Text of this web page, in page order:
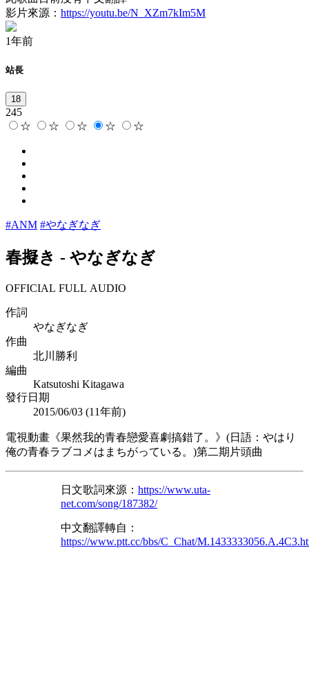
影片來源： https://youtu.be/N_XZm7kIm5M
1年前
站長
18
245
☆
☆ ☆ ☆ ☆
#ANM #やなぎなぎ
春擬き - やなぎなぎ
OFFICIAL FULL AUDIO
作詞
やなぎなぎ
作曲
北川勝利
編曲
Katsutoshi Kitagawa
發行日期
2015/06/03 (11年前)
電視動畫《果然我的青春戀愛喜劇搞錯了。》(日語：やはり
俺の青春ラブコメはまちがっている。)第二期片頭曲
日文歌詞來源： https://www.uta-
net.com/song/187382/
中文翻譯轉自：
https://www.ptt.cc/bbs/C_Chat/